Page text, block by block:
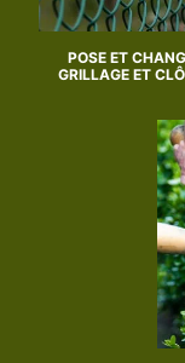
POSE ET
GRILLAGE ET